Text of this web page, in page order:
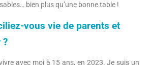
bien plus qu’une bonne table !
vous vie de parents et
?
avec moi à 15 ans, en 2023. Je suis un